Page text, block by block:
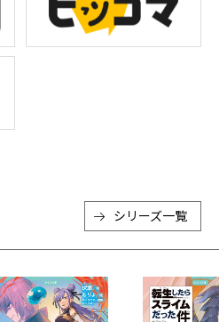
シリーズ一覧